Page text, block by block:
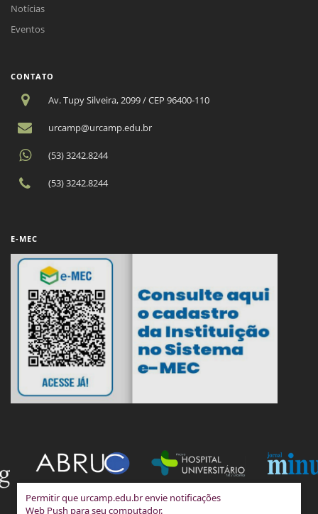
Permitir que urcamp.edu.br envie notificações
Web Push para seu computador.
Notícias
Eventos
CONTATO
Av. Tupy Silveira, 2099 / CEP 96400-110
urcamp@urcamp.edu.br
(53) 3242.8244
(53) 3242.8244
E-MEC